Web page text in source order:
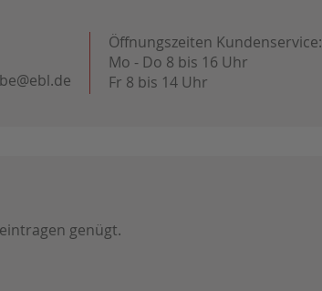
Öffnungszeiten Kundenservice:
Mo - Do 8 bis 16 Uhr
Fr 8 bis 14 Uhr
genügt.